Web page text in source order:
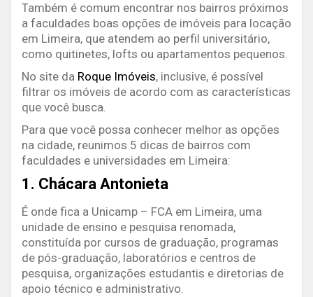
Também é comum encontrar nos bairros próximos
a faculdades boas opções de imóveis para locação
em Limeira, que atendem ao perfil universitário,
como quitinetes, lofts ou apartamentos pequenos.
No site da Roque Imóveis, inclusive, é possível
filtrar os imóveis de acordo com as características
que você busca.
Para que você possa conhecer melhor as opções
na cidade, reunimos 5 dicas de bairros com
faculdades e universidades em Limeira:
1. Chácara Antonieta
É onde fica a Unicamp – FCA em Limeira, uma
unidade de ensino e pesquisa renomada,
constituída por cursos de graduação, programas
de pós-graduação, laboratórios e centros de
pesquisa, organizações estudantis e diretorias de
apoio técnico e administrativo.